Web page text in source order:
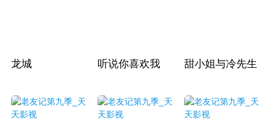
龙城 听说你喜欢我 甜小姐与冷先生